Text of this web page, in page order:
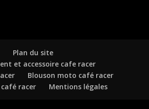
Plan du site
et accessoire cafe racer
Blouson moto café racer
racer
Mentions légales